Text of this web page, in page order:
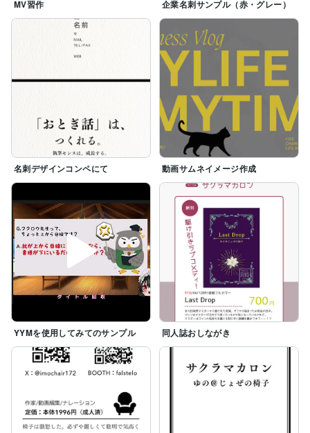
MV習作 企業名刺サンプル（赤・グレー）
名刺デザインコンペにて 動画サムネイメージ作成
YYMを使用してみてのサンプル 同人誌おしながき